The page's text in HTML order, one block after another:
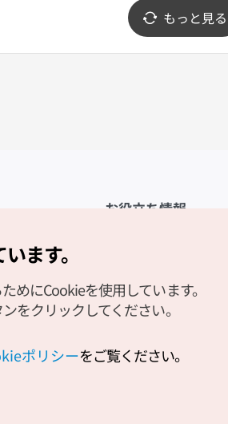
もっと見る
お役立ち情報
観光資料ダウンロード
デジタルブック／電子書
Odii
ます。
めにCookieを使用しています。
をクリックしてください。
ポリシーをご覧ください。